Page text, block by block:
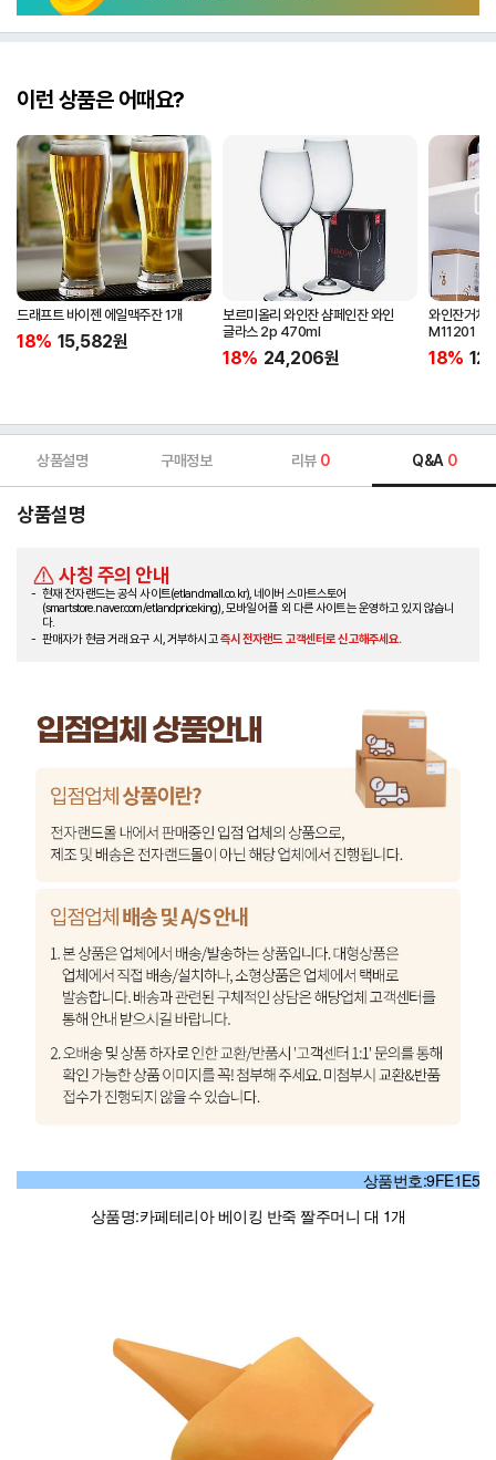
이런 상품은 어때요?
드래프트 바이젠 에일맥주잔 1개
18% 15,582원
보르미올리 와인잔 샴페인잔 와인
글라스 2p 470ml
18% 24,206원
와인잔거치
M11201
18%
상품설명 구매정보 리뷰 0 Q&A 0
상품설명
사칭 주의 안내
현재 전자랜드는 공식 사이트(etlandmall.co.kr), 네이버 스마트스토어
(smartstore.naver.com/etlandpriceking), 모바일 어플 외 다른 사이트는 운영하고 있지 않습니
다.
판매자가 현금 거래 요구 시, 거부하시고즉시 전자랜드 고객센터로 신고해주세요.
상품번호:9FE1E5
상품명:카페테리아 베이킹 반죽 짤주머니 대 1개